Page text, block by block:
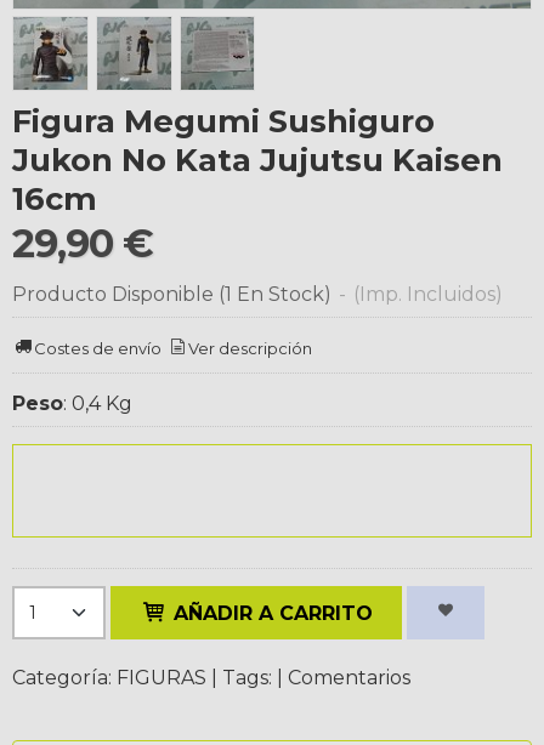
Figura Megumi Sushiguro
Jukon No Kata Jujutsu Kaisen
16cm
29,90 €
Producto Disponible (1 En Stock) - (Imp. Incluidos)
Costes de envío Ver descripción
Peso: 0,4 Kg
AÑADIR A CARRITO
Categoría: FIGURAS Tags: Comentarios